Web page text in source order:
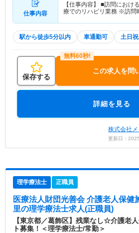
仕事内容
【仕事内容】 ■訪問におけ
療でのリハビリ業
駅から徒歩5分以内 車通勤可 土日
保存する
この求人を問
詳細を見る
株式会社
更新日：
理学療法士 正職員
医療法人財団光善会 介護老人保健
里の理学療法士求人(正職員)
【東京都／葛飾区】残業なし☆介護老
ト募集！＜理学療法士/常勤＞